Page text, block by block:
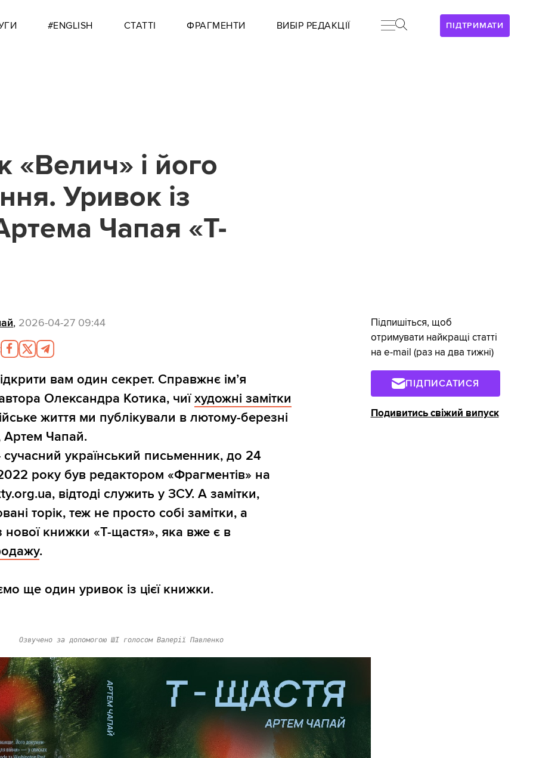
ПІДТРИМАТИ
#ENGLISH СТАТТІ ФРАГМЕНТИ ВИБІР РЕДАКЦІЇ
«Велич» і його
Уривок із
Чапая «Т-
, 2026-04-27 09:44
вам один секрет. Справжнє ім’я
Олександра Котика, чиїхудожні замітки
життя ми публікували в лютому-березні
Артем Чапай.
український письменник, до 24
року був редактором «Фрагментів» на
відтоді служить у ЗСУ. А замітки,
торік, теж не просто собі замітки, а
нової книжки «Т-щастя», яка вже є в
.
ще один уривок із цієї книжки.
Озвучено за допомогою ШІ голосом Валерії Павленко
Підпишіться, щоб
отримувати найкращі статті
на e-mail (раз на два тижні)
ПІДПИСАТИСЯ
Подивитись свіжий випуск